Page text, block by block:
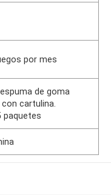
por mes
de goma
cartulina.
paquetes